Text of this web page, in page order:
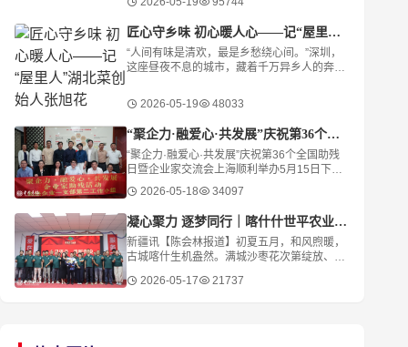
裂解过程中伴生出来的产物，因此，丁二烯的
供应跟其自
​匠心守乡味 初心暖人心——记“屋里人”湖北菜创始人张旭花
“人间有味是清欢，最是乡愁绕心间。”深圳，
这座昼夜不息的城市，藏着千万异乡人的奔波
一缕“家”的味道。街角暖灯之下，“屋里人·湖北
菜
2026-05-19 48033
“聚企力·融爱心·共发展”庆祝第36个全国助残日
“聚企力·融爱心·共发展”庆祝第36个全国助残
日暨企业家交流会上海顺利举办5月15日下
午，在第三十六个全国助残日前夕，“聚企力·
融爱心·共发展”残健融合企业家交流会在“
2026-05-18 34097
凝心聚力 逐梦同行｜喀什什世平农业发展（集团）举行主题团建活动
新疆讯【陈会林报道】初夏五月，和风煦暖，
古城喀什生机盎然。满城沙枣花次第绽放、幽
熟、果香满城，绘就出南疆大地硕果初绽、欣
2026-05-17 21737